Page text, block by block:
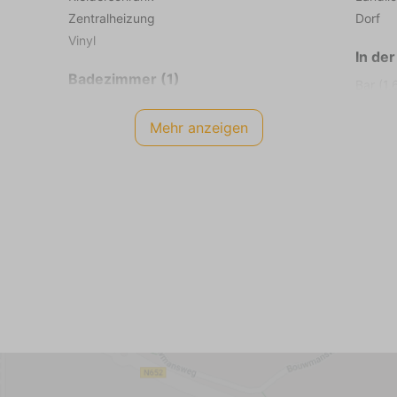
Zentralheizung
Vinyl
Badezimmer (1)
Erdgeschoss
Waschbecken (1 Becken)
Begehbare Dusche
Badheizkörper
Zentralheizung
Dorf
In
Mehr anzeigen